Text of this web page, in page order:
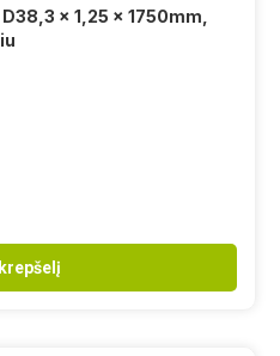
x 1,25 x 1750mm,